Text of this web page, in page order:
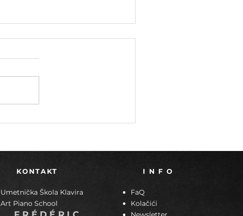
KONTAKT
Umetnička Škola Klavira
Art Piano School
I N F O
FaQ
Kolačići